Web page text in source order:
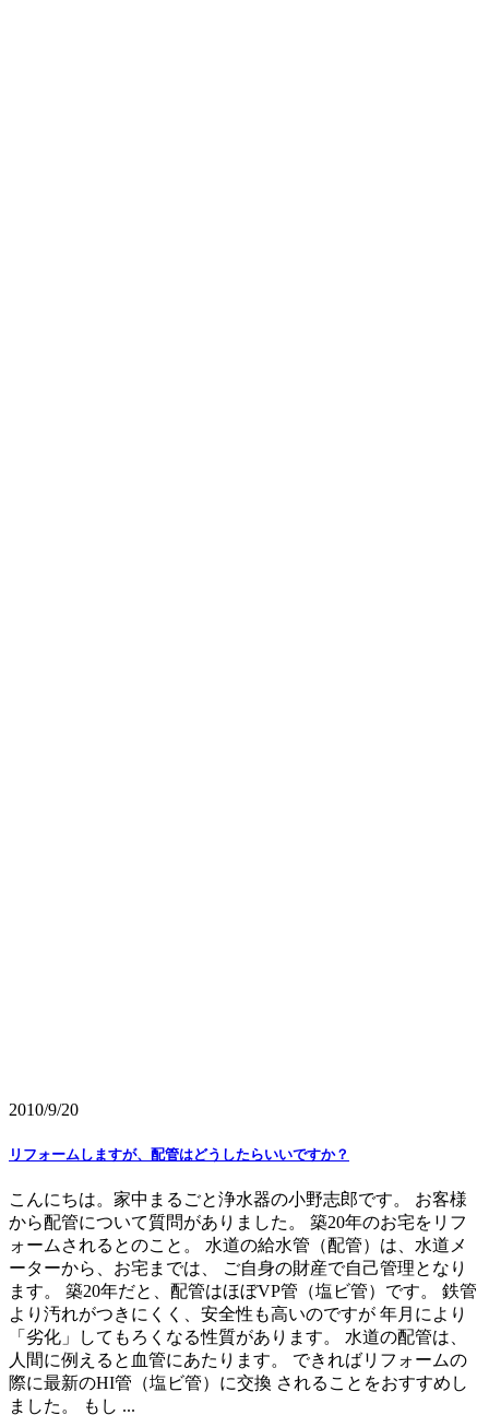
2010/9/20
リフォームしますが、配管はどうしたらいいですか？
こんにちは。家中まるごと浄水器の小野志郎です。 お客様
から配管について質問がありました。 築20年のお宅をリフ
ォームされるとのこと。 水道の給水管（配管）は、水道メ
ーターから、お宅までは、 ご自身の財産で自己管理となり
ます。 築20年だと、配管はほぼVP管（塩ビ管）です。 鉄管
より汚れがつきにくく、安全性も高いのですが 年月により
「劣化」してもろくなる性質があります。 水道の配管は、
人間に例えると血管にあたります。 できればリフォームの
際に最新のHI管（塩ビ管）に交換 されることをおすすめし
ました。 もし ...